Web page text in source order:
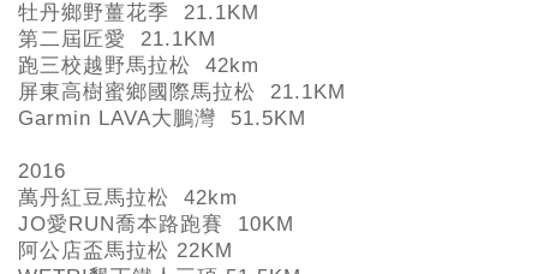
牡丹鄉野薑花季 21.1KM
第二屆匠愛 21.1KM
跑三校越野馬拉松 42km
屏東高樹蜜鄉國際馬拉松 21.1KM
Garmin LAVA大鵬灣 51.5KM
2016
萬丹紅豆馬拉松 42km
JO愛RUN喬本路跑賽 10KM
阿公店盃馬拉松 22KM